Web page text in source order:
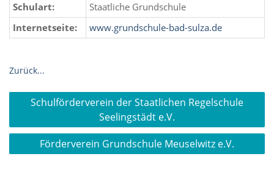
Schulart:
Staatliche Grundschule
Internetseite:
www.grundschule-bad-sulza.de
Zurück...
Beitragsnavigation
Schulförderverein der Staatlichen Regelschule
Seelingstädt e.V.
Förderverein Grundschule Meuselwitz e.V.